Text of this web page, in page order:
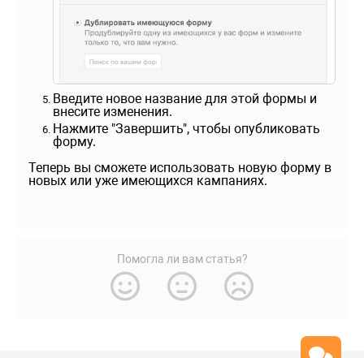
Введите новое название для этой формы и
внесите изменения.
Нажмите "Завершить", чтобы опубликовать
форму.
Теперь вы сможете использовать новую форму в
новых или уже имеющихся кампаниях.
Помогла ли вам статья?